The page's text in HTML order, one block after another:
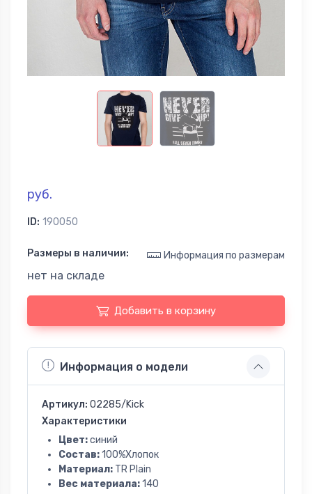
руб.
ID: 190050
Размеры в наличии: Информация по размерам
нет на складе
Добавить в корзину
Информация о модели
Артикул: 02285/Kick
Характеристики
Цвет:синий
Состав:100%Хлопок
Материал: TR Plain
Вес материала:140